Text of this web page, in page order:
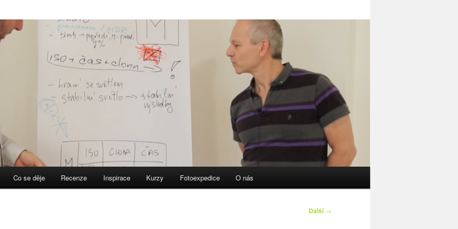
Co se děje Recenze Inspirace Kurzy Fotoexpedice O nás
Další→